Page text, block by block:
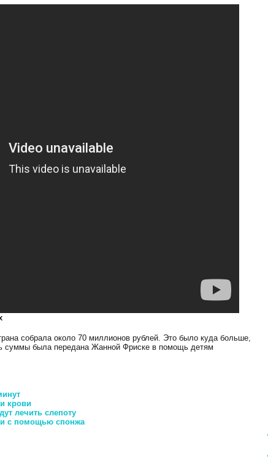
собрала около 70 миллионов рублей. Это было куда больше,
суммы была передана Жанной Фриске в помощь детям
крови
лечить слепоту
с помощью спонжа